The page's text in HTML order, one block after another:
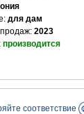
для дам
продаж: 2023
производится
соответствие